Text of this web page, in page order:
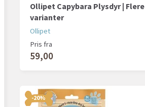
Ollipet Capybara Plysdyr | Flere
varianter
Ollipet
Pris fra
59,00
-20%